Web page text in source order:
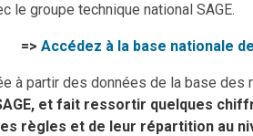
le groupe technique national SAGE.
=> Accédez à la base nationale
à partir des données de la base des
et fait ressortir quelques
règles et de leur répartition au